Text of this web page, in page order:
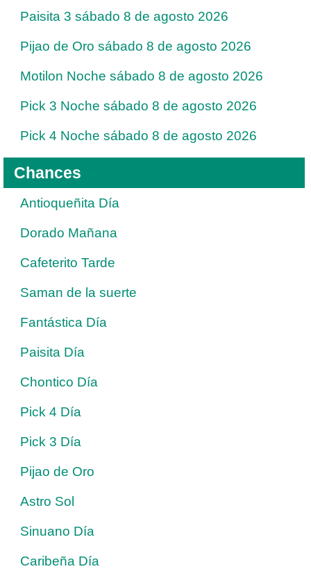
Paisita 3 sábado 8 de agosto 2026
Pijao de Oro sábado 8 de agosto 2026
Motilon Noche sábado 8 de agosto 2026
Pick 3 Noche sábado 8 de agosto 2026
Pick 4 Noche sábado 8 de agosto 2026
Chances
Antioqueñita Día
Dorado Mañana
Cafeterito Tarde
Saman de la suerte
Fantástica Día
Paisita Día
Chontico Día
Pick 4 Día
Pick 3 Día
Pijao de Oro
Astro Sol
Sinuano Día
Caribeña Día